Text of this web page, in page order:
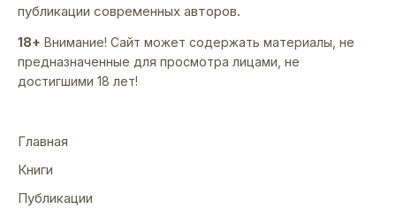
публикации современных авторов.
18+ Внимание! Сайт может содержать материалы, не
предназначенные для просмотра лицами, не
достигшими 18 лет!
Главная
Книги
Публикации